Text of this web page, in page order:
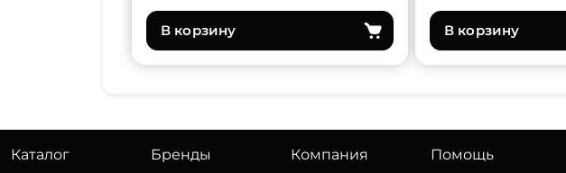
В корзину В корзину
Каталог Бренды Компания Помощь